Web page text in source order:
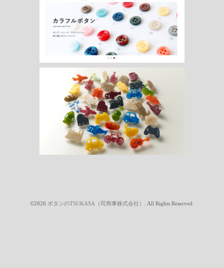
©2026 ボタンのTSUKASA（司商事株式会社） . All Rights Reserved.